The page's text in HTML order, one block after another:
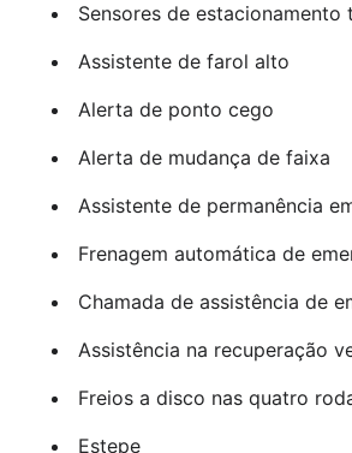
Sensores de estacionamento
Assistente de farol alto
Alerta de ponto cego
Alerta de mudança de faixa
Assistente de permanência
Frenagem automática de
Chamada de assistência de
Assistência na recuperação
Freios a disco nas quatro
Estepe